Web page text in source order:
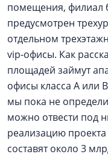
помещения, филиал
предусмотрен
отдельном
vip-офисы. Как
площадей займут
офисы класса А или
мы пока не
можно отвести под
реализацию
составят около 3